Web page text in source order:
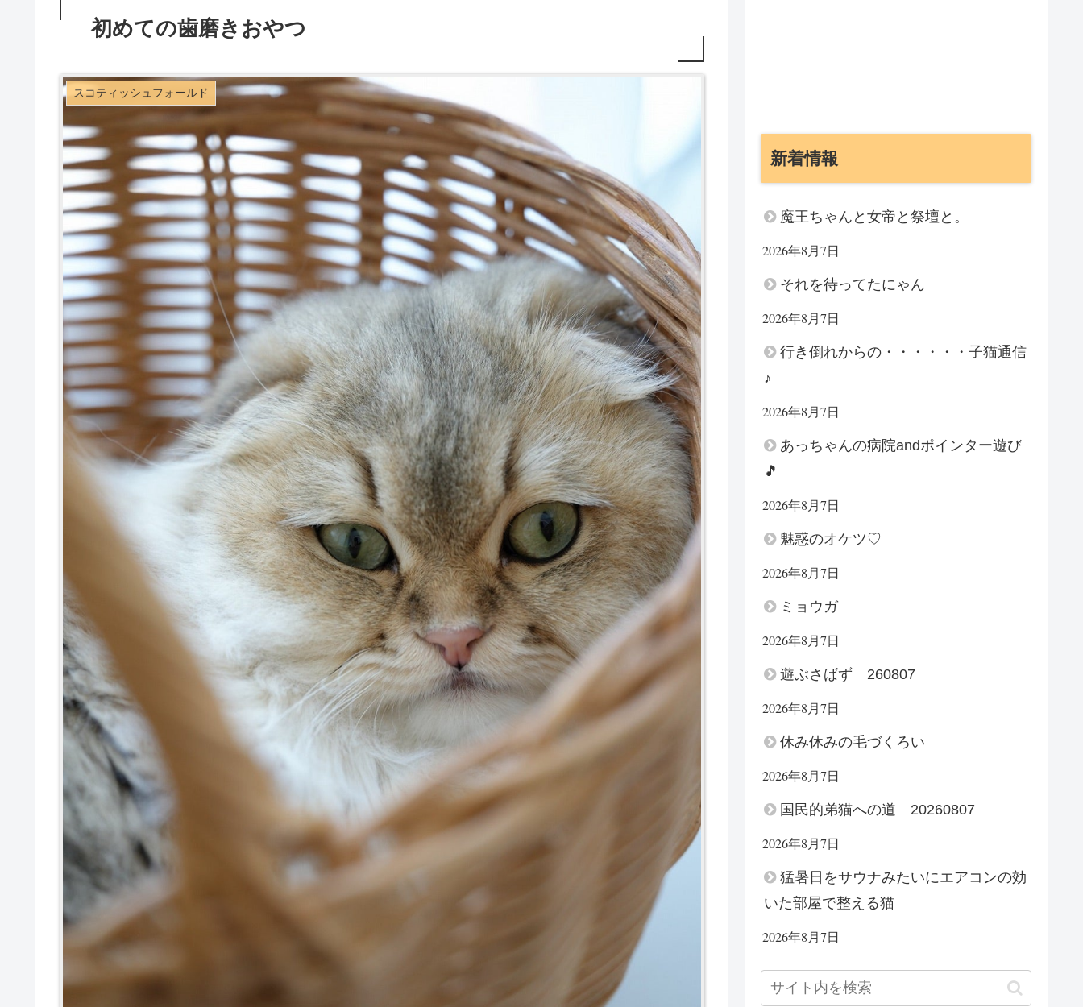
初めての歯磨きおやつ
スコティッシュフォールド
新着情報
魔王ちゃんと女帝と祭壇と。
2026年8月7日
それを待ってたにゃん
2026年8月7日
行き倒れからの・・・・・・子猫通信
♪
2026年8月7日
あっちゃんの病院andポインター遊び
🎵
2026年8月7日
魅惑のオケツ♡
2026年8月7日
ミョウガ
2026年8月7日
遊ぶさばず 260807
2026年8月7日
休み休みの毛づくろい
2026年8月7日
国民的弟猫への道 20260807
2026年8月7日
猛暑日をサウナみたいにエアコンの効
いた部屋で整える猫
2026年8月7日